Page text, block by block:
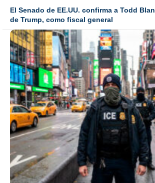
El Senado de EE.UU. confirma a Todd
de Trump, como fiscal general